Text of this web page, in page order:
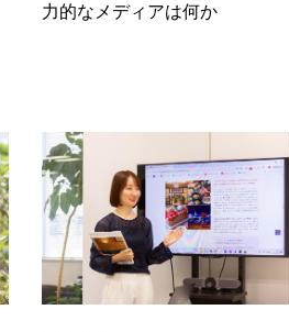
力的なメディアは何か